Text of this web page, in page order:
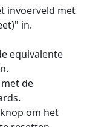
invoerveld met
in.
equivalente
de
knop om het